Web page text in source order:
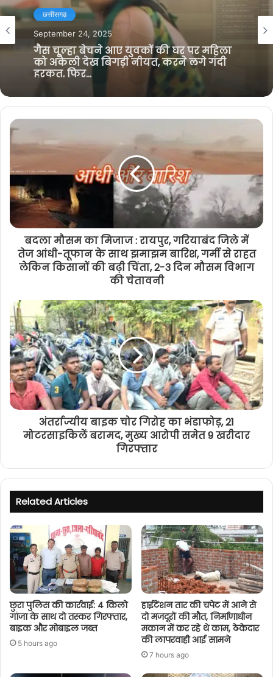
i
t
e
b
k
t
e
g
r
a
m
गरियाबंद
April 27, 2024
कलेक्टर एवं जिला निर्वाचन अधिकारी ने
निर्विघ्न एवं शांतिपूर्ण मतदान संपन्न होने पर
किया आभार व्यक्त
बदला मौसम का मिजाज : रायपुर, गरियाबंद जिले में
तेज आंधी-तूफान के साथ झमाझम बारिश, गर्मी से राहत
लेकिन किसानों की बढ़ी चिंता, 2-3 दिन मौसम विभाग
की चेतावनी
अंतर्राज्यीय बाइक चोर गिरोह का भंडाफोड़, 21
मोटरसाइकिलें बरामद, मुख्य आरोपी समेत 9 खरीदार
गिरफ्तार
Related Articles
छुरा पुलिस की कार्रवाई: 4 किलो
गांजा के साथ दो तस्कर गिरफ्तार,
बाइक और मोबाइल जब्त
5 hours ago
हाईटेंशन तार की चपेट में आने से
दो मजदूरों की मौत, निर्माणाधीन
मकान में कर रहे थे काम, ठेकेदार
की लापरवाही आई सामने
7 hours ago